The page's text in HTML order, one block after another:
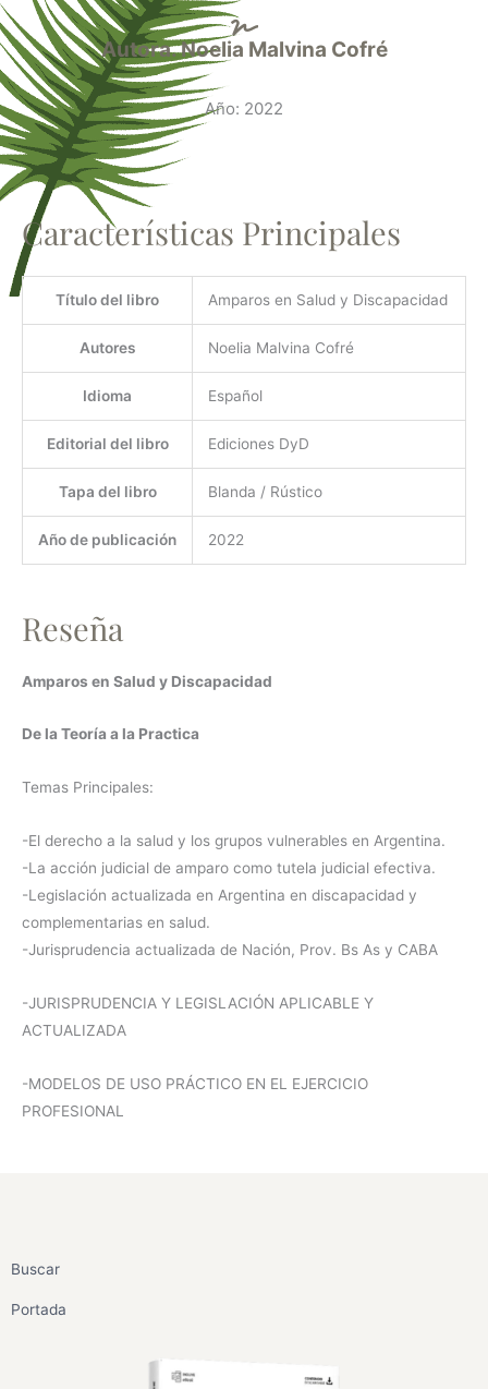
Autora. Noelia Malvina Cofré
Año: 2022
Características Principales
Título del libro Amparos en Salud y Discapacidad
Autores Noelia Malvina Cofré
Idioma Español
Editorial del libro Ediciones DyD
Tapa del libro Blanda / Rústico
Año de publicación 2022
Reseña
Amparos en Salud y Discapacidad
De la Teoría a la Practica
Temas Principales:
-El derecho a la salud y los grupos vulnerables en Argentina.
-La acción judicial de amparo como tutela judicial efectiva.
-Legislación actualizada en Argentina en discapacidad y
complementarias en salud.
-Jurisprudencia actualizada de Nación, Prov. Bs As y CABA
-JURISPRUDENCIA Y LEGISLACIÓN APLICABLE Y
ACTUALIZADA
-MODELOS DE USO PRÁCTICO EN EL EJERCICIO
PROFESIONAL
Buscar
Portada